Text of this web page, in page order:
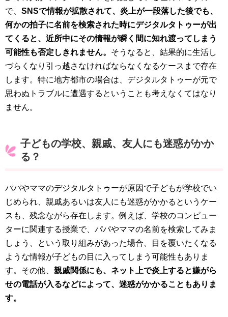
で、 SNSで情報が拡散されて、炎上が一段落した後でも、
何かの拍子に名前を検索された時にデジタルタトゥーが出
てくると、近所中にその情報が瞬く間に知れ渡ってしまう
可能性も否定しきれません。 そうなると、結果的に生活し
づらくなり引っ越さなければならなくなるケースまで存在
します。特に地方都市の場合は、デジタルタトゥーが元で
思わぬトラブルに遭遇するということも考えなくてはなり
ません。
子どもの学校、親戚、友人にも迷惑がかか
る？
パパやママのデジタルタトゥーが原因で子どもが学校でい
じめられ、親戚あるいは友人にも迷惑がかかるというケー
スも、残念ながら存在します。例えば、学校のコンピュー
ターに関連する授業で、パパやママの名前を検索してみま
しょう、という取り組みがあった場合、目を覆いたくなる
ような情報が子どもの目に入ってしまう可能性もありま
す。その他、 親戚関係にも、ネット上で炎上すると嫌がら
せの電話が入るなどによって、迷惑がかかることもありま
す。